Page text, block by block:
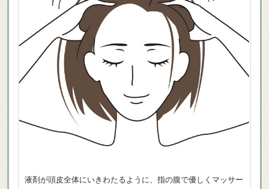
液剤が頭皮全体にいきわたるように、指の腹で優しくマッサー